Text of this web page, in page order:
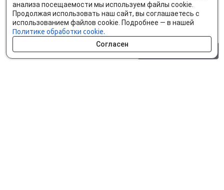
анализа посещаемости мы используем файлы cookie.
Продолжая использовать наш сайт, вы соглашаетесь с
использованием файлов cookie. Подробнее — в нашей
Политике обработки cookie.
Согласен